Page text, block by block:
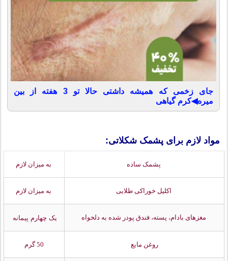
جای زخمی که همیشه داشتی حالا تو 3 هفته از بین
میره◀کرم گیاهی
مواد لازم برای پشمک شکلاتی:
پشمک ساده به میزان لازم
اکلیل خوراکی طلایی به میزان لازم
مغزهای بادام، پسته، فندق پودر شده به دلخواه یک ‌چهارم پیمانه
روغن مایع 50 گرم